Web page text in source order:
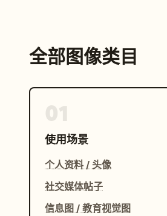
全部图像类目
使用场景
个人资料 / 头像
社交媒体帖子
信息图 / 教育视觉图